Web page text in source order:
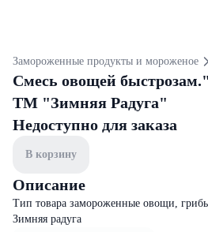
Замороженные продукты и мороженое
Смесь овощей
ТМ "Зимняя Радуга"
Недоступно для заказа
В корзину
Описание
Тип товара замороженные овощи,
Зимняя радуга